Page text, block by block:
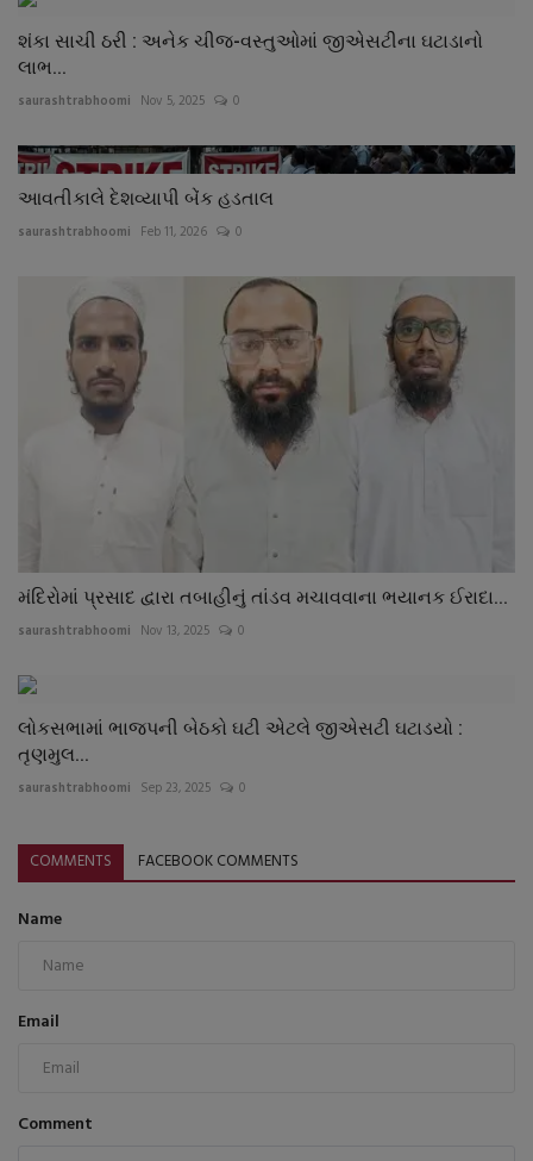
શંકા સાચી ઠરી : અનેક ચીજ-વસ્તુઓમાં જીએસટીના ઘટાડાનો
લાભ...
saurashtrabhoomi Nov 5, 2025 0
આવતીકાલે દેશવ્યાપી બેંક હડતાલ
saurashtrabhoomi Feb 11, 2026 0
મંદિરોમાં પ્રસાદ દ્વારા તબાહીનું તાંડવ મચાવવાના ભયાનક ઈરાદા...
saurashtrabhoomi Nov 13, 2025 0
લોકસભામાં ભાજપની બેઠકો ઘટી એટલે જીએસટી ઘટાડયો :
તૃણમુલ...
saurashtrabhoomi Sep 23, 2025 0
COMMENTS FACEBOOK COMMENTS
Name
Email
Comment